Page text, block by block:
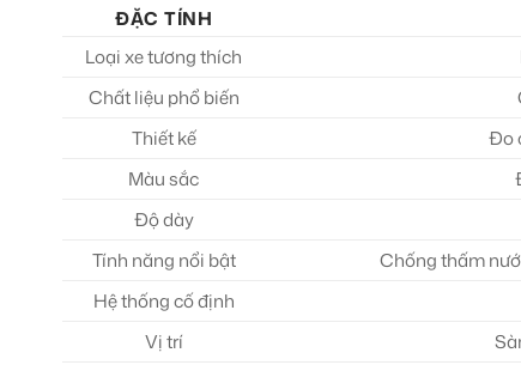
ĐẶC TÍNH
Loại xe tương thích
Chất liệu phổ biến
Thiết kế
Đo
Màu sắc
Độ dày
Tính năng nổi bật
Chống thấm
Hệ thống cố định
Vị trí